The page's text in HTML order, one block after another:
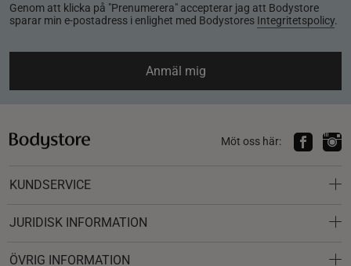
Genom att klicka på "Prenumerera" accepterar jag att Bodystore
sparar min e-postadress i enlighet med Bodystores Integritetspolicy.
Anmäl mig
Möt oss här:
KUNDSERVICE
JURIDISK INFORMATION
ÖVRIG INFORMATION